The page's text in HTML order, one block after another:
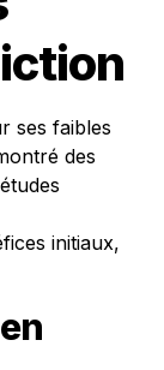
ses faibles
des
initiaux,